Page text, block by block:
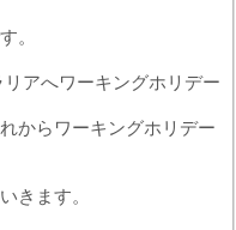
。
アへワーキングホリデー
からワーキングホリデー
きます。